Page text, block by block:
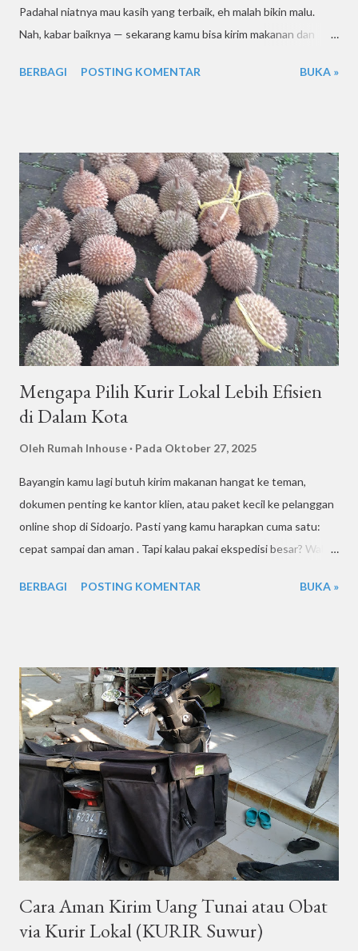
Padahal niatnya mau kasih yang terbaik, eh malah bikin malu.
Nah, kabar baiknya — sekarang kamu bisa kirim makanan dan
triknya. Artikel ini bakal kupas tuntas gimana biar paket
makanan ke teman di Surabaya atau Sidoarjo . Yuk, simak sampai
habis! 1. Tantangan Kirim Makanan dan Minuman Kirim dokumen
atau barang kering sih gampang. Tapi kalau makanan atau
minuman? Itu tantangan tersendiri! Karena makanan adalah
barang sensitif — gampang rusak, basi, atau tumpah kalau salah
cara kirim. Beberapa tantangan umum saat kirim makanan lewat
kurir motor antara lain: Suhu dan cuaca: Makanan bisa cepat basi
kalau terlalu lama di uda...
BERBAGI POSTING KOMENTAR BUKA »
Mengapa Pilih Kurir Lokal Lebih Efisien
di Dalam Kota
Oleh Rumah Inhouse Pada Oktober 27, 2025
Bayangin kamu lagi butuh kirim makanan hangat ke teman,
dokumen penting ke kantor klien, atau paket kecil ke pelanggan
online shop di Sidoarjo. Pasti yang kamu harapkan cuma satu:
cepat sampai dan aman . Tapi kalau pakai ekspedisi besar? Wah,
Nah, di sinilah kurir lokal Sidoarjo muncul sebagai pahlawan tanpa
bahkan tiap warung yang legendaris. Mereka nggak perlu pakai
sistem transit antar kota yang bikin pengiriman molor. Paket
kamu langsung diambil, lalu diantar dalam hitungan jam, bukan
hari . Misal kamu kirim dari Waru ke Buduran, atau dari Krian ke
Sidoarjo kota — nggak sampai sore udah sampai. Apalagi kalau
kamu butuh same day delivery , kurir lokal bisa banget
diandalkan. Beda banget dengan ekspedisi besar yang kadang
harus nunggu...
BERBAGI POSTING KOMENTAR BUKA »
Cara Aman Kirim Uang Tunai atau Obat
via Kurir Lokal (KURIR Suwur)